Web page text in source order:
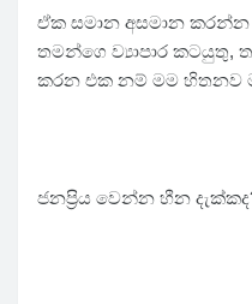
ඒක සමාන අසමාන කරන්න
තමන්ගෙ ව්‍යාපාර
කරන එක නම් මම හිතනව
ජනප්‍රිය වෙන්න හීන